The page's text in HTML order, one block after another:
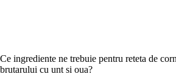
Ce ingrediente ne trebuie pentru reteta de
brutarului cu unt si oua?